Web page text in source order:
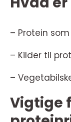
– Protein
– Kilder til
–
Vigtige